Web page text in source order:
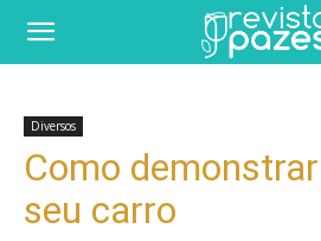
Diversos
Como
seu carro